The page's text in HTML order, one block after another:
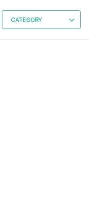
CATEGORY